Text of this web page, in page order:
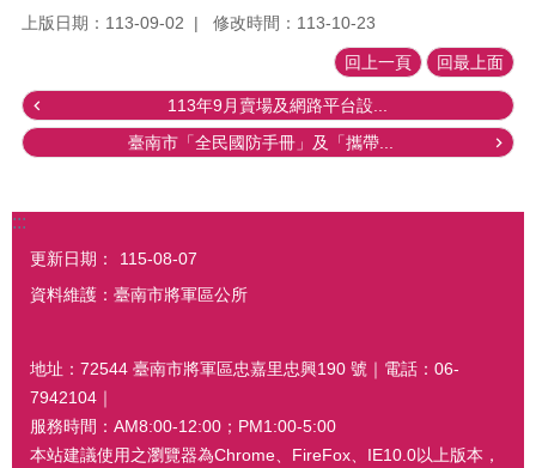
上版日期：113-09-02 修改時間：113-10-23
回上一頁 回最上面
113年9月賣場及網路平台設...
臺南市「全民國防手冊」及「攜帶...
:::
更新日期：
115-08-07
資料維護：臺南市將軍區公所
地址：72544 臺南市將軍區忠嘉里忠興190 號｜電話：06-
7942104｜
服務時間：AM8:00-12:00；PM1:00-5:00
本站建議使用之瀏覽器為Chrome、FireFox、IE10.0以上版本，